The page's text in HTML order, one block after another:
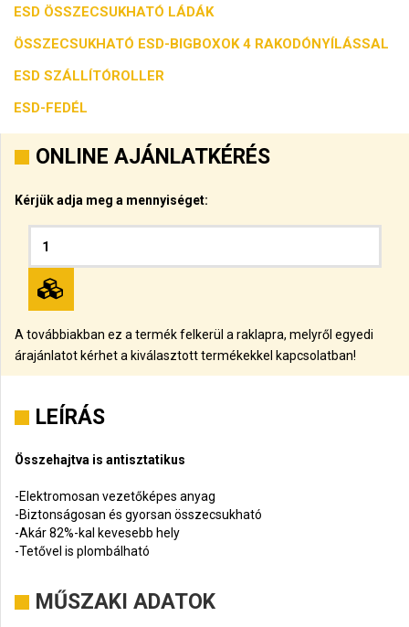
ESD ÖSSZECSUKHATÓ LÁDÁK
ÖSSZECSUKHATÓ ESD-BIGBOXOK 4 RAKODÓNYÍLÁSSAL
ESD SZÁLLÍTÓROLLER
ESD-FEDÉL
ONLINE AJÁNLATKÉRÉS
Kérjük adja meg a mennyiséget:
A továbbiakban ez a termék felkerül a raklapra, melyről egyedi
árajánlatot kérhet a kiválasztott termékekkel kapcsolatban!
LEÍRÁS
Összehajtva is antisztatikus
-Elektromosan vezetőképes anyag
-Biztonságosan és gyorsan összecsukható
-Akár 82%-kal kevesebb hely
-Tetővel is plombálható
MŰSZAKI ADATOK